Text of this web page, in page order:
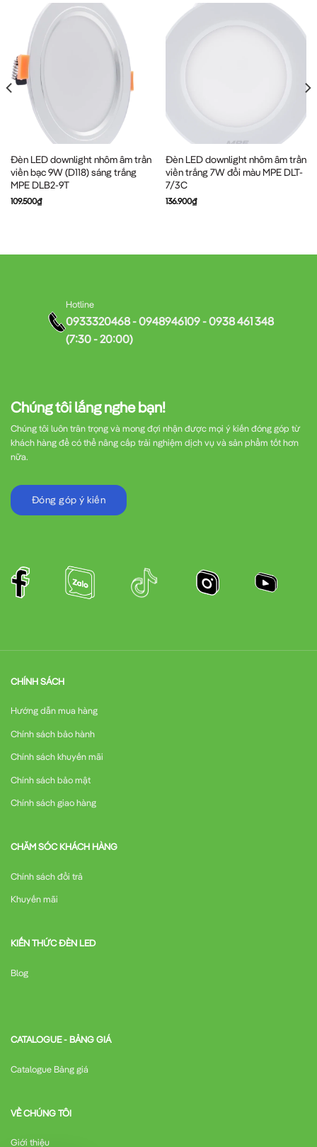
Đèn LED downlight nhôm âm trần
viền bạc 9W (D118) sáng trắng
MPE DLB2-9T
109.500₫
Đèn LED downlight nhôm âm trần
viền trắng 7W đổi màu MPE DLT-
7/3C
136.900₫
Chúng tôi lắng nghe bạn!
Chúng tôi luôn trân trọng và mong đợi nhận được mọi ý kiến đóng góp từ
khách hàng để có thể nâng cấp trải nghiệm dịch vụ và sản phẩm tốt hơn
nữa.
Đóng góp ý kiến
Hotline
0933320468 - 0948946109 - 0938 461 348
(7:30 - 20:00)
CHÍNH SÁCH
Hướng dẫn mua hàng
Chính sách bảo hành
Chính sách khuyến mãi
Chính sách bảo mật
Chính sách giao hàng
CHĂM SÓC KHÁCH HÀNG
Chính sách đổi trả
Khuyến mãi
KIẾN THỨC ĐÈN LED
Blog
CATALOGUE - BẢNG GIÁ
Catalogue Bảng giá
VỀ CHÚNG TÔI
Giới thiệu